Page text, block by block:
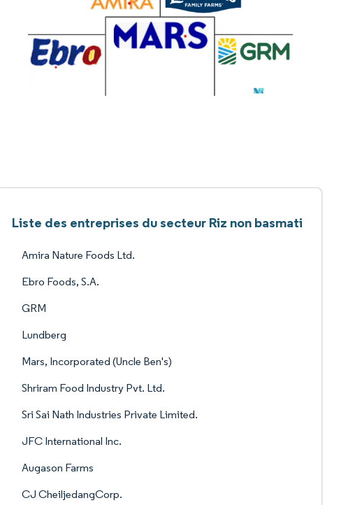
Liste des entreprises du secteur Riz non basmati
Amira Nature Foods Ltd.
Ebro Foods, S.A.
GRM
Lundberg
Mars, Incorporated (Uncle Ben's)
Shriram Food Industry Pvt. Ltd.
Sri Sai Nath Industries Private Limited.
JFC International Inc.
Augason Farms
CJ CheiljedangCorp.